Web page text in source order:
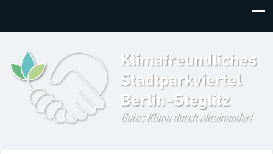
Klimafreundliches
Stadtparkviertel
Gutes Klima durch Miteinander in Berlin-Steglitz!